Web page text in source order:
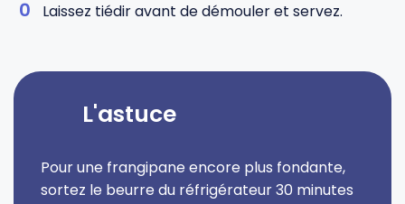
Laissez tiédir avant de démouler et servez.
L'astuce
Pour une frangipane encore plus fondante,
sortez le beurre du réfrigérateur 30 minutes